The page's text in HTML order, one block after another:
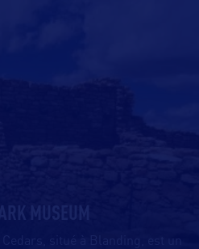
MUSEUM
situé à Blanding, est un